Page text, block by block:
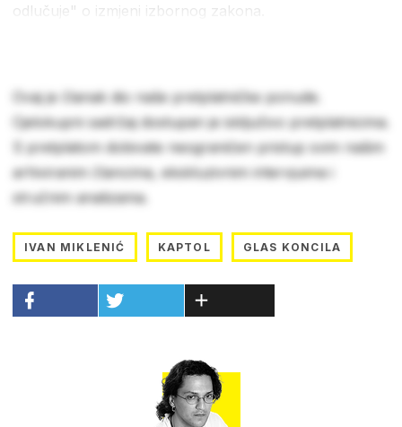
odlučuje" o izmjeni izbornog zakona.
Ovaj je članak dio naše pretplatničke ponude.
Cjelokupni sadržaj dostupan je isključivo pretplatnicima.
S pretplatom dobivate neograničen pristup svim našim
arhiviranim člancima, ekskluzivnim intervjuima i
stručnim analizama.
IVAN MIKLENIĆ KAPTOL GLAS KONCILA